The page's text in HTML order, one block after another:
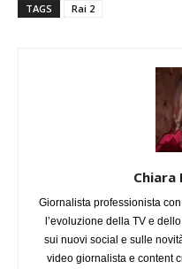
TAGS Rai 2
Chiara
Giornalista professionista
l’evoluzione della TV e
sui nuovi social e sulle
video giornalista e content